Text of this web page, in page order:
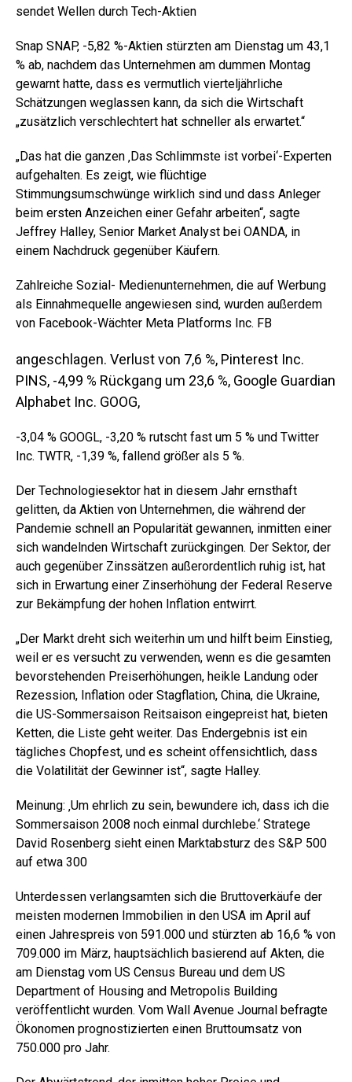
sendet Wellen durch Tech-Aktien
Snap SNAP, -5,82 %-Aktien stürzten am Dienstag um 43,1
% ab, nachdem das Unternehmen am dummen Montag
gewarnt hatte, dass es vermutlich vierteljährliche
Schätzungen weglassen kann, da sich die Wirtschaft
„zusätzlich verschlechtert hat schneller als erwartet.“
„Das hat die ganzen ‚Das Schlimmste ist vorbei‘-Experten
aufgehalten. Es zeigt, wie flüchtige
Stimmungsumschwünge wirklich sind und dass Anleger
beim ersten Anzeichen einer Gefahr arbeiten“, sagte
Jeffrey Halley, Senior Market Analyst bei OANDA, in
einem Nachdruck gegenüber Käufern.
Zahlreiche Sozial- Medienunternehmen, die auf Werbung
als Einnahmequelle angewiesen sind, wurden außerdem
von Facebook-Wächter Meta Platforms Inc. FB
angeschlagen. Verlust von 7,6 %, Pinterest Inc.
PINS, -4,99 % Rückgang um 23,6 %, Google Guardian
Alphabet Inc. GOOG,
-3,04 % GOOGL, -3,20 % rutscht fast um 5 % und Twitter
Inc. TWTR, -1,39 %, fallend größer als 5 %.
Der Technologiesektor hat in diesem Jahr ernsthaft
gelitten, da Aktien von Unternehmen, die während der
Pandemie schnell an Popularität gewannen, inmitten einer
sich wandelnden Wirtschaft zurückgingen. Der Sektor, der
auch gegenüber Zinssätzen außerordentlich ruhig ist, hat
sich in Erwartung einer Zinserhöhung der Federal Reserve
zur Bekämpfung der hohen Inflation entwirrt.
„Der Markt dreht sich weiterhin um und hilft beim Einstieg,
weil er es versucht zu verwenden, wenn es die gesamten
bevorstehenden Preiserhöhungen, heikle Landung oder
Rezession, Inflation oder Stagflation, China, die Ukraine,
die US-Sommersaison Reitsaison eingepreist hat, bieten
Ketten, die Liste geht weiter. Das Endergebnis ist ein
tägliches Chopfest, und es scheint offensichtlich, dass
die Volatilität der Gewinner ist“, sagte Halley.
Meinung: ‚Um ehrlich zu sein, bewundere ich, dass ich die
Sommersaison 2008 noch einmal durchlebe.‘ Stratege
David Rosenberg sieht einen Marktabsturz des S&P 500
auf etwa 300
Unterdessen verlangsamten sich die Bruttoverkäufe der
meisten modernen Immobilien in den USA im April auf
einen Jahrespreis von 591.000 und stürzten ab 16,6 % von
709.000 im März, hauptsächlich basierend auf Akten, die
am Dienstag vom US Census Bureau und dem US
Department of Housing and Metropolis Building
veröffentlicht wurden. Vom Wall Avenue Journal befragte
Ökonomen prognostizierten einen Bruttoumsatz von
750.000 pro Jahr.